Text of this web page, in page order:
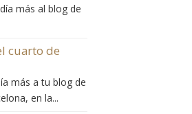
más al blog de
cuarto de
más a tu blog de
en la...